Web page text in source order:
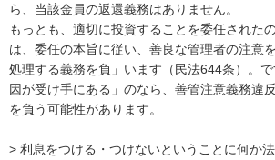
ら、当該金員の返還義務はありません。
もっとも、適切に投資することを委任された
は、委任の本旨に従い、善良な管理者の注意
処理する義務を負」います（民法644条）。
因が受け手にある」のなら、善管注意義務違
を負う可能性があります。
> 利息をつける・つけないということに何か